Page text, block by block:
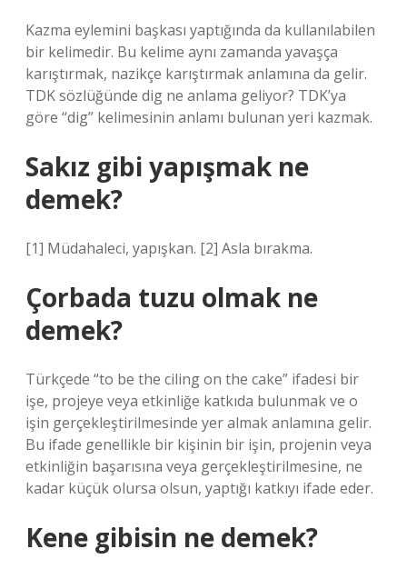
Kazma eylemini başkası yaptığında da kullanılabilen
bir kelimedir. Bu kelime aynı zamanda yavaşça
karıştırmak, nazikçe karıştırmak anlamına da gelir.
TDK sözlüğünde dig ne anlama geliyor? TDK’ya
göre “dig” kelimesinin anlamı bulunan yeri kazmak.
Sakız gibi yapışmak ne
demek?
[1] Müdahaleci, yapışkan. [2] Asla bırakma.
Çorbada tuzu olmak ne
demek?
Türkçede “to be the ciling on the cake” ifadesi bir
işe, projeye veya etkinliğe katkıda bulunmak ve o
işin gerçekleştirilmesinde yer almak anlamına gelir.
Bu ifade genellikle bir kişinin bir işin, projenin veya
etkinliğin başarısına veya gerçekleştirilmesine, ne
kadar küçük olursa olsun, yaptığı katkıyı ifade eder.
Kene gibisin ne demek?